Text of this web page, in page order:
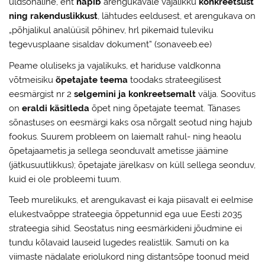
ning rakenduslikkust, lähtudes eeldusest, et arengukava on
„põhjalikul analüüsil põhinev, hrl pikemaid tuleviku
tegevusplaane sisaldav dokument” (sonaveeb.ee)
Peame oluliseks ja vajalikuks, et hariduse valdkonna
võtmeisikuõpetajate teema toodaks strateegilisest
eesmärgist nr 2selgemini ja konkreetsemalt välja. Soovitus
oneraldi käsitleda õpet ning õpetajate teemat. Tänases
sõnastuses on eesmärgi kaks osa nõrgalt seotud ning hajub
fookus. Suurem probleem on laiemalt rahul- ning heaolu
õpetajaametis ja sellega seonduvalt ametisse jäämine
(jätkusuutlikkus); õpetajate järelkasv on küll sellega seonduv,
kuid ei ole probleemi tuum.
Teeb murelikuks, et arengukavast ei kaja piisavalt ei eelmise
elukestvaõppe strateegia õppetunnid ega uue Eesti 2035
strateegia sihid. Seostatus ning eesmärkideni jõudmine ei
tundu kõlavaid lauseid lugedes realistlik. Samuti on ka
viimaste nädalate eriolukord ning distantsõpe toonud meid